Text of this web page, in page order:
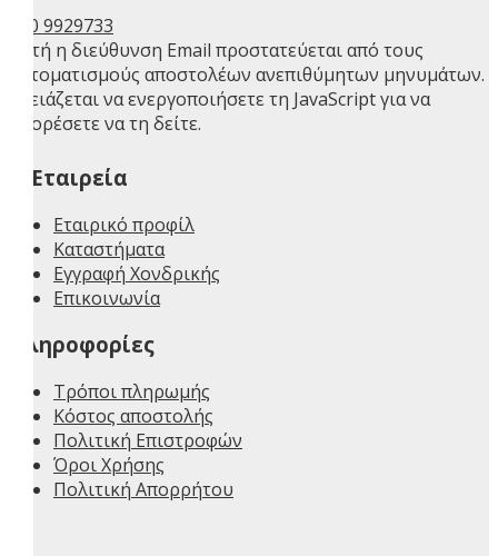
210 9929733
Αυτή η διεύθυνση Email προστατεύεται από τους
αυτοματισμούς αποστολέων ανεπιθύμητων μηνυμάτων.
Χρειάζεται να ενεργοποιήσετε τη JavaScript για να
μπορέσετε να τη δείτε.
H Εταιρεία
Εταιρικό προφίλ
Καταστήματα
Εγγραφή Χονδρικής
Επικοινωνία
Πληροφορίες
Τρόποι πληρωμής
Κόστος αποστολής
Πολιτική Επιστροφών
Όροι Χρήσης
Πολιτική Απορρήτου